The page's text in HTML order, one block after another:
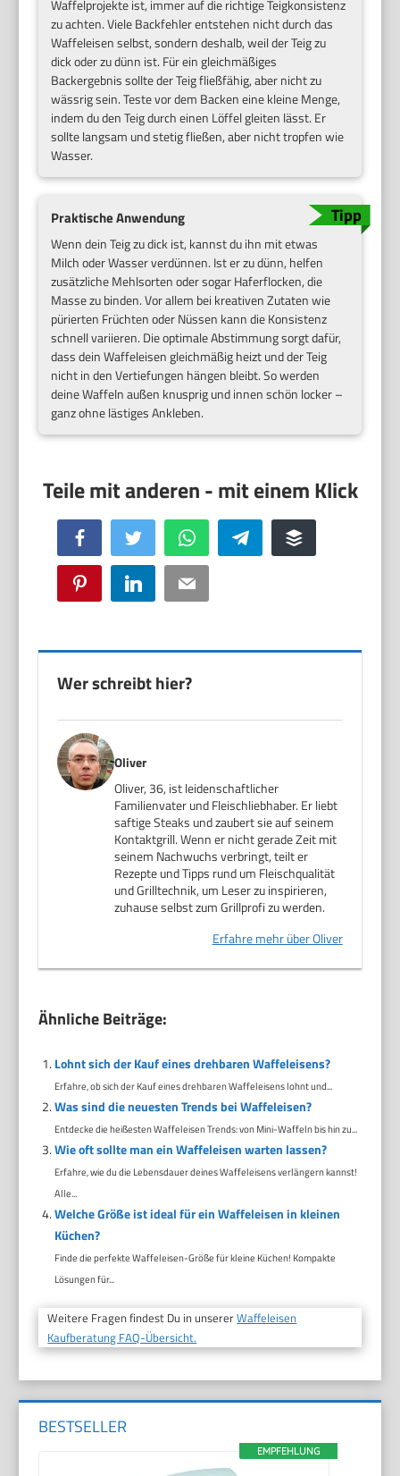
Waffelprojekte ist, immer auf die richtige Teigkonsistenz
zu achten. Viele Backfehler entstehen nicht durch das
Waffeleisen selbst, sondern deshalb, weil der Teig zu
dick oder zu dünn ist. Für ein gleichmäßiges
Backergebnis sollte der Teig fließfähig, aber nicht zu
wässrig sein. Teste vor dem Backen eine kleine Menge,
indem du den Teig durch einen Löffel gleiten lässt. Er
sollte langsam und stetig fließen, aber nicht tropfen wie
Wasser.
Praktische Anwendung
Wenn dein Teig zu dick ist, kannst du ihn mit etwas
Milch oder Wasser verdünnen. Ist er zu dünn, helfen
zusätzliche Mehlsorten oder sogar Haferflocken, die
Masse zu binden. Vor allem bei kreativen Zutaten wie
pürierten Früchten oder Nüssen kann die Konsistenz
schnell variieren. Die optimale Abstimmung sorgt dafür,
dass dein Waffeleisen gleichmäßig heizt und der Teig
nicht in den Vertiefungen hängen bleibt. So werden
deine Waffeln außen knusprig und innen schön locker –
ganz ohne lästiges Ankleben.
Facebook Twitter WhatsApp Telegram Buffer
Pinterest LinkedIn Email
Wer schreibt hier?
Oliver
Oliver, 36, ist leidenschaftlicher
Familienvater und Fleischliebhaber. Er liebt
saftige Steaks und zaubert sie auf seinem
Kontaktgrill. Wenn er nicht gerade Zeit mit
seinem Nachwuchs verbringt, teilt er
Rezepte und Tipps rund um Fleischqualität
und Grilltechnik, um Leser zu inspirieren,
zuhause selbst zum Grillprofi zu werden.
Erfahre mehr über Oliver
Ähnliche Beiträge:
Lohnt sich der Kauf eines drehbaren Waffeleisens?
Erfahre, ob sich der Kauf eines drehbaren Waffeleisens lohnt und...
Was sind die neuesten Trends bei Waffeleisen?
Entdecke die heißesten Waffeleisen Trends: von Mini-Waffeln bis hin zu...
Wie oft sollte man ein Waffeleisen warten lassen?
Erfahre, wie du die Lebensdauer deines Waffeleisens verlängern kannst!
Alle...
Welche Größe ist ideal für ein Waffeleisen in kleinen
Küchen?
Finde die perfekte Waffeleisen-Größe für kleine Küchen! Kompakte
Lösungen für...
Weitere Fragen findest Du in unsererWaffeleisen
Kaufberatung FAQ-Übersicht.
BESTSELLER
EMPFEHLUNG